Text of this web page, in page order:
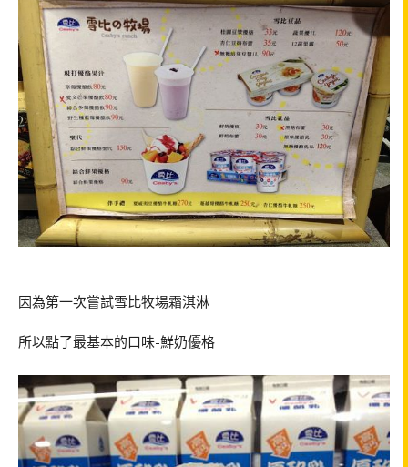
因為第一次嘗試雪比牧場霜淇淋
所以點了最基本的口味-鮮奶優格